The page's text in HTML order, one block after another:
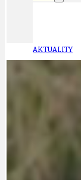
AKTUALITY